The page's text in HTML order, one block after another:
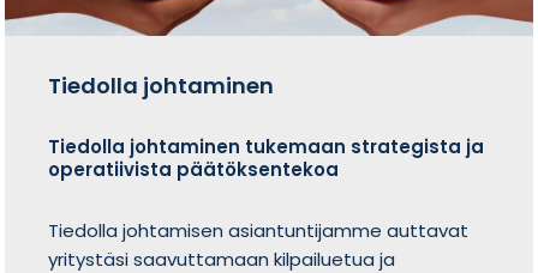
Tiedolla johtaminen
Tiedolla johtaminen tukemaan strategista ja
operatiivista päätöksentekoa
Tiedolla johtamisen asiantuntijamme auttavat
yritystäsi saavuttamaan kilpailuetua ja